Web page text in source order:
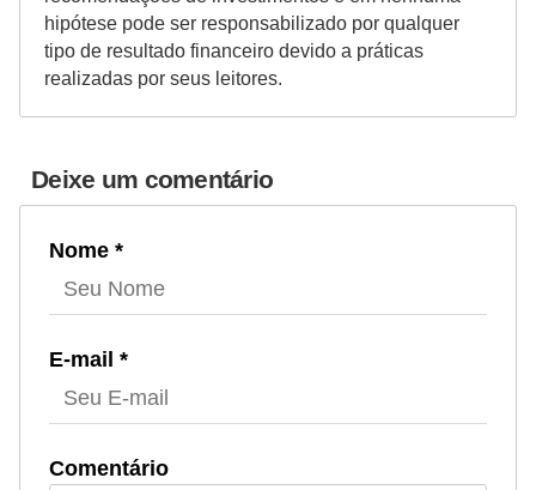
hipótese pode ser responsabilizado por qualquer
tipo de resultado financeiro devido a práticas
realizadas por seus leitores.
Deixe um comentário
Nome *
E-mail *
Comentário
n
s
a